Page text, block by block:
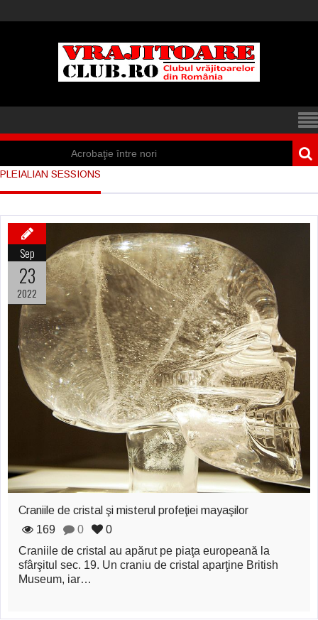
Acrobaţie între nori
Iisus a apărut într-
Marea vânătoare
de vrăjitoare din
Suedia
Vrăjitoare
zburătoare în Mexic
Magia în Thailanda
Madona lacrimilor
din Siracusa
(Silcilia)
Uimitoarea viaţă a
Teresei Neumann
Derba, un oraş
misterios vizitat şi
de sfântul Petre
PLEIALIAN SESSIONS
Sep
23
2022
Craniile de cristal şi misterul profeţiei mayaşilor
169
0
0
Craniile de cristal au apărut pe piaţa europeană la
sfârşitul sec. 19. Un craniu de cristal aparţine British
Museum, iar…